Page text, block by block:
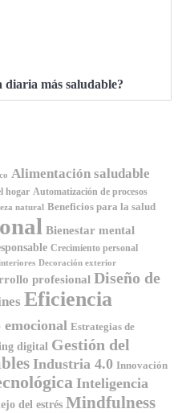
más saludable?
Alimentación saludable
hogar Automatización de procesos
natural Beneficios para la salud
Bienestar mental
Crecimiento personal
Decoración exterior
profesional Diseño de
Eficiencia
Estrategias de
digital Gestión del
Industria 4.0 Innovación
Inteligencia
del estrés Mindfulness